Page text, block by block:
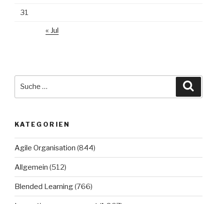
31
« Jul
KATEGORIEN
Agile Organisation (844)
Allgemein (512)
Blended Learning(766)